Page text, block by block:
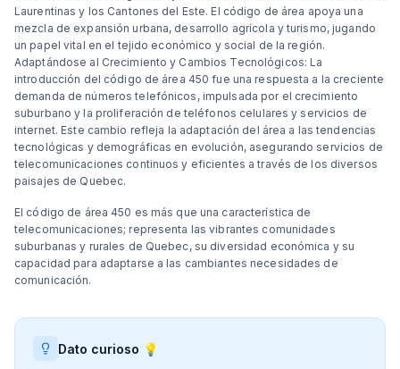
Laurentinas y los Cantones del Este. El código de área apoya una
mezcla de expansión urbana, desarrollo agrícola y turismo, jugando
un papel vital en el tejido económico y social de la región.
Adaptándose al Crecimiento y Cambios Tecnológicos: La
introducción del código de área 450 fue una respuesta a la creciente
demanda de números telefónicos, impulsada por el crecimiento
suburbano y la proliferación de teléfonos celulares y servicios de
internet. Este cambio refleja la adaptación del área a las tendencias
tecnológicas y demográficas en evolución, asegurando servicios de
telecomunicaciones continuos y eficientes a través de los diversos
paisajes de Quebec.
El código de área 450 es más que una característica de
telecomunicaciones; representa las vibrantes comunidades
suburbanas y rurales de Quebec, su diversidad económica y su
capacidad para adaptarse a las cambiantes necesidades de
comunicación.
Dato curioso 💡